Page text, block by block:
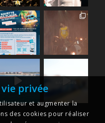
privée
et augmenter la
des cookies pour réaliser